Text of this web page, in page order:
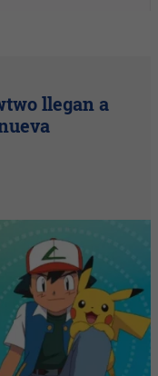
llegan a